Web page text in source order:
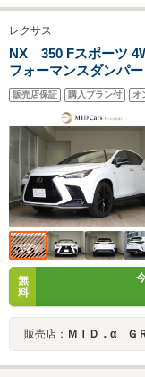
レクサス
NX 350 Fスポーツ
フォーマンスダンパ
ュ レーダークルーズ
アシスト HUD 本革ス
販売店保証 購入プラン付 オ
無
料
販売店： ＭＩＤ．α ＧＲＯＵＰ